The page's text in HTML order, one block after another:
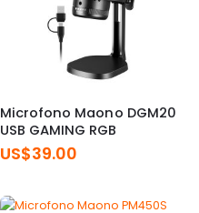
Microfono Maono DGM20
USB GAMING RGB
US$39.00